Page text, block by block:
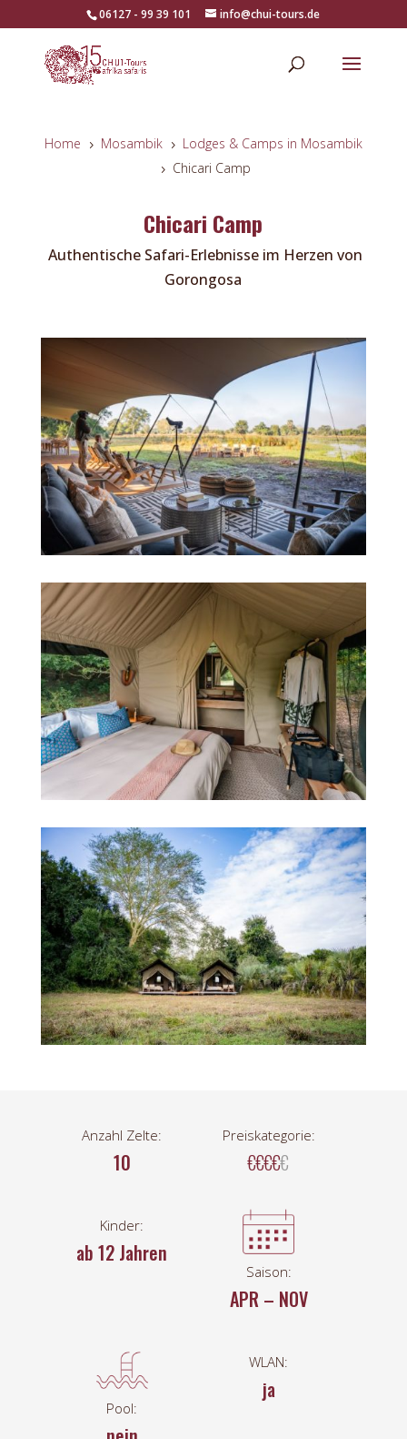
06127 - 99 39 101 info@chui-tours.de
Home 5 Mosambik 5 Lodges & Camps in Mosambik
5 Chicari Camp
Chicari Camp
Authentische Safari-Erlebnisse im Herzen von
Gorongosa
Anzahl Zelte:
10
Preiskategorie:
€€€€€
Kinder:
ab 12 Jahren
Saison:
APR – NOV
Pool:
WLAN:
ja